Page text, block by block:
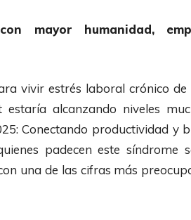
mayor humanidad,
vivir estrés laboral crónico de
alcanzando niveles
Conectando productividad y
padecen este síndrome
una de las cifras más